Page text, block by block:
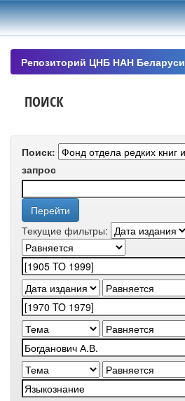
Skip
navigation
Репозиторий ЦНБ НАН Беларуси
ПОИСК
Поиск:
запрос
Текущие фильтры: